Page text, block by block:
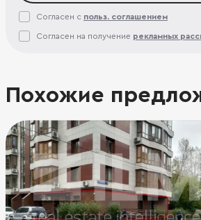
Согласен с польз. соглашением
Согласен на получение рекламных
Похожие